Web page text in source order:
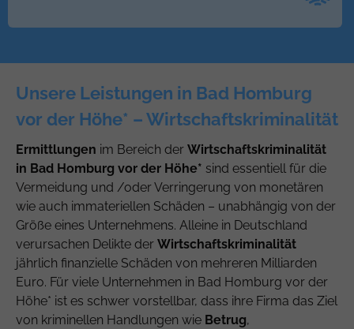
Unsere Leistungen in Bad Homburg
vor der Höhe* – Wirtschaftskriminalität
Ermittlungen im Bereich der Wirtschaftskriminalität
in Bad Homburg vor der Höhe* sind essentiell für die
Vermeidung und /oder Verringerung von monetären
wie auch immateriellen Schäden – unabhängig von der
Größe eines Unternehmens. Alleine in Deutschland
verursachen Delikte der Wirtschaftskriminalität
jährlich finanzielle Schäden von mehreren Milliarden
Euro. Für viele Unternehmen in Bad Homburg vor der
Höhe* ist es schwer vorstellbar, dass ihre Firma das Ziel
von kriminellen Handlungen wie Betrug,